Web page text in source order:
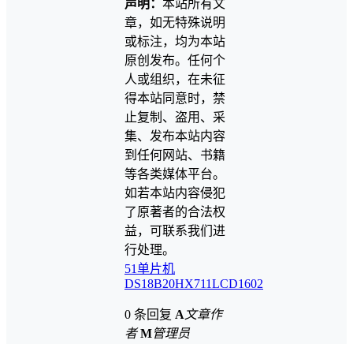
声明： 本站所有文
章，如无特殊说明
或标注，均为本站
原创发布。任何个
人或组织，在未征
得本站同意时，禁
止复制、盗用、采
集、发布本站内容
到任何网站、书籍
等各类媒体平台。
如若本站内容侵犯
了原著者的合法权
益，可联系我们进
行处理。
51单片机
DS18B20HX711LCD1602
0 条回复 A文章作
者 M管理员